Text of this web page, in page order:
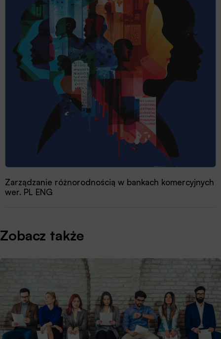
Zarządzanie różnorodnością w bankach komercyjnych
wer. PL ENG
Zobacz także